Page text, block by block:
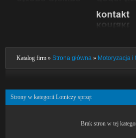
Katalog firm »Strona główna » Motoryzacja i
Strony w kategorii Lotniczy sprzęt
Brak stron w tej